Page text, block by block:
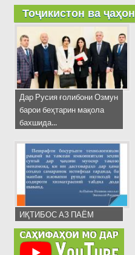
Тоҷикистон ва ҷаҳон
Дар Русия ғолибони Озмун
барои беҳтарин мақола
бахшида...
ИҚТИБОС АЗ ПАЁМ